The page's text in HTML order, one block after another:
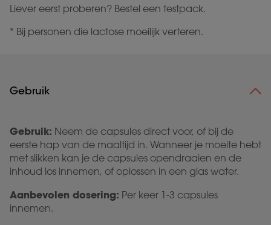
Liever eerst proberen? Bestel een testpack.
* Bij personen die lactose moeilijk verteren.
Gebruik
Gebruik: Neem de capsules direct voor, of bij de
eerste hap van de maaltijd in. Wanneer je moeite hebt
met slikken kan je de capsules opendraaien en de
inhoud los innemen, of oplossen in een glas water.
Aanbevolen dosering: Per keer 1-3 capsules
innemen.